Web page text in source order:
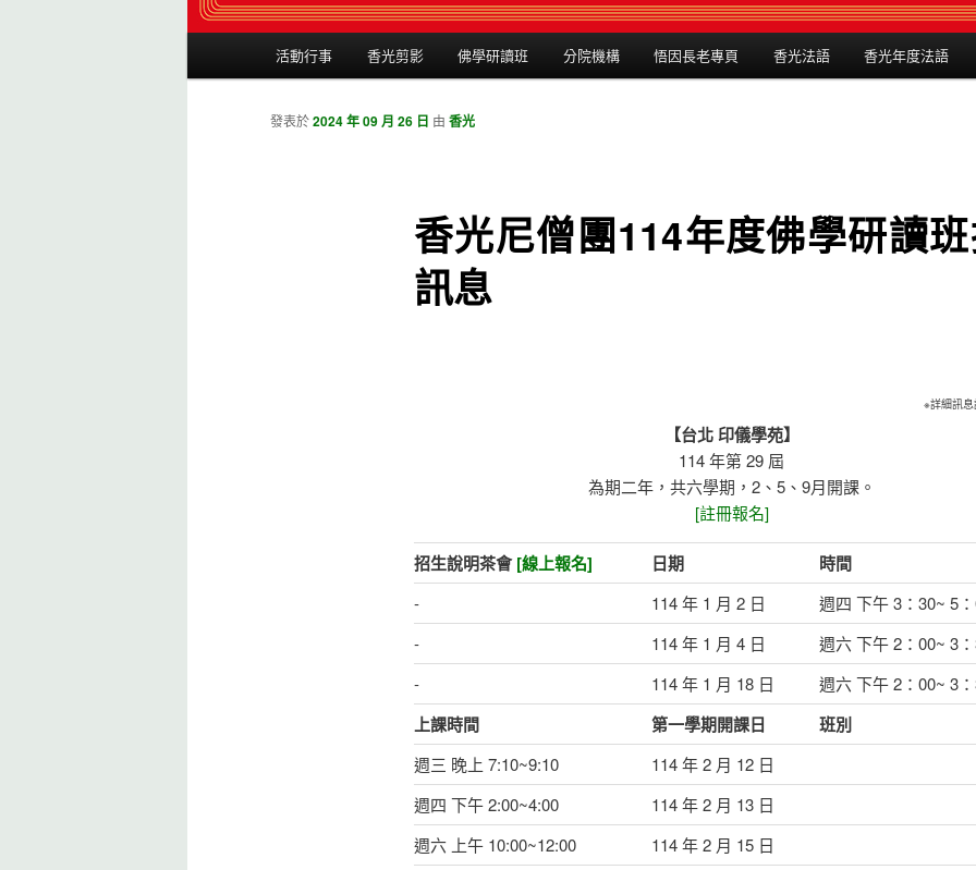
跳到主內容
跳到第二內容
活動行事 香光剪影 佛學研讀班 分院機構 悟因長老專頁 香光法語 香光年度法語
香光尼僧團114年度佛學研讀
訊息
發表於2024 年 09 月 26 日 由 香光
※詳細訊
【台北 印儀學苑】
114 年第 29 屆
為期二年，共六學期，2、5、9月開課。
[註冊報名]
招生說明茶會[線上報名] 日期 時間
- 114 年 1 月 2 日
週四 下午 3：30~ 5
-
114 年 1 月 4 日
週六 下午 2：00~ 3
-
114 年 1 月 18 日 週六 下午 2：00~ 3
上課時間 第一學期開課日 班別
週三 晚上 7:10~9:10
114 年 2 月 12 日
週四 下午 2:00~4:00
114 年 2 月 13 日
週六 上午 10:00~12:00
114 年 2 月 15 日